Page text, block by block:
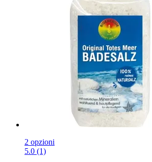
2 opzioni
5.0 (1)